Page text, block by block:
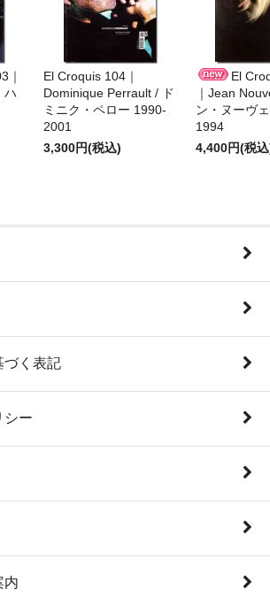
｜
ハ
El Croquis 104｜
Dominique Perrault / ド
ミニク・ペロー 1990-
2001
3,300円(税込)
El
｜Jean
ン・ヌーヴ
1994
4,400円(税
づく表記
シー
内